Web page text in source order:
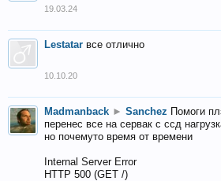
19.03.24
Lestatar все отлично
10.10.20
Madmanback ► Sanchez Помоги
перенес все на сервак с ссд
но почемуто время от времени
Internal Server Error
HTTP 500 (GET /)